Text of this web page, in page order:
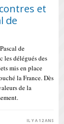
et
de
de
les délégués des
mis en place
la France. Dès
de la
IL Y A 12 ANS